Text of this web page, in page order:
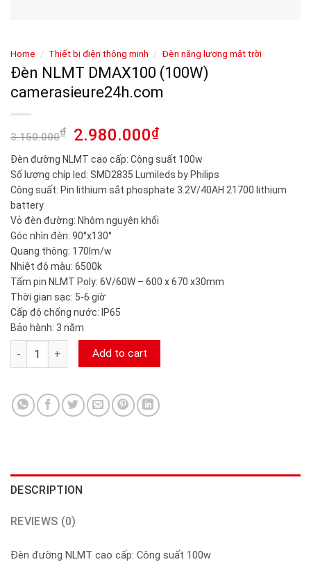
Home / Thiết bị điện thông minh / Đèn năng lượng mặt trời
Đèn NLMT DMAX100 (100W)
camerasieure24h.com
3.150.000₫ 2.980.000₫
Đèn đường NLMT cao cấp: Công suất 100w
Số lượng chíp led: SMD2835 Lumileds by Philips
Công suất: Pin lithium sắt phosphate 3.2V/40AH 21700 lithium
battery
Vỏ đèn đường: Nhôm nguyên khối
Góc nhìn đèn: 90°x130°
Quang thông: 170lm/w
Nhiệt độ màu: 6500k
Tấm pin NLMT Poly: 6V/60W – 600 x 670 x30mm
Thời gian sạc: 5-6 giờ
Cấp độ chống nước: IP65
Bảo hành: 3 năm
Đèn NLMT DMAX100 (100W) camerasieure24h.com quantity
Add to cart
DESCRIPTION
REVIEWS (0)
Đèn đường NLMT cao cấp: Công suất 100w